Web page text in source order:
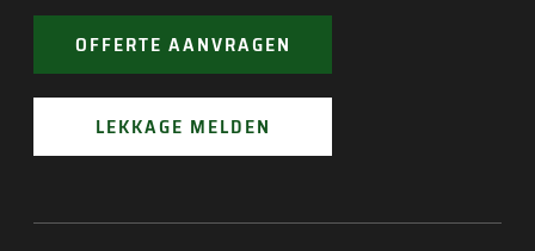
OFFERTE AANVRAGEN
LEKKAGE MELDEN